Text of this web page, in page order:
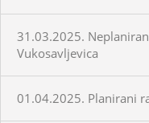
31.03.2025.
Vukosavljevica
01.04.2025. Planirani